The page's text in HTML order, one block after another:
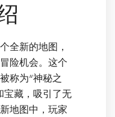
全新的地图，
险机会。这个
称为“神秘之
宝藏，吸引了无
地图中，玩家